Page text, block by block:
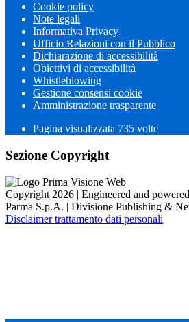
Cookie policy
Note legali
Informativa Privacy
Ufficio Relazioni con il Pubblico
Dichiarazione di accessibilità
Obiettivi di accessibilità
Whistleblowing
Gestione consensi cookie
Amministrazione trasparente
Pagina visualizzata 735 volte
Sezione Copyright
Copyright 2026 | Engineered and
Parma S.p.A. | Divisione Publishing &
Disclaimer trattamento dati personali